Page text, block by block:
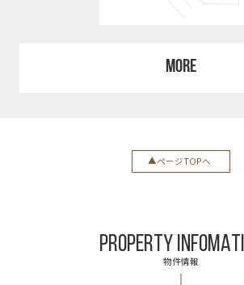
MORE
ページTOPへ
PROPERTY
物件情報